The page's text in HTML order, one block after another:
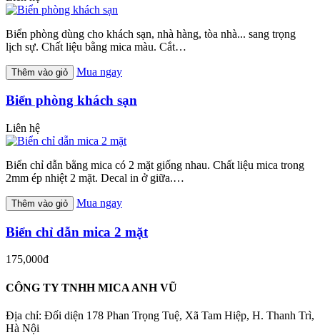
Biển phòng dùng cho khách sạn, nhà hàng, tòa nhà... sang trọng
lịch sự. Chất liệu bằng mica màu. Cắt…
Thêm vào giỏ Mua ngay
Biển phòng khách sạn
Liên hệ
Biển chỉ dẫn bằng mica có 2 mặt giống nhau. Chất liệu mica trong
2mm ép nhiệt 2 mặt. Decal in ở giữa.…
Thêm vào giỏ Mua ngay
Biển chỉ dẫn mica 2 mặt
175,000đ
CÔNG TY TNHH MICA ANH VŨ
Địa chỉ: Đối diện 178 Phan Trọng Tuệ, Xã Tam Hiệp, H. Thanh Trì,
Hà Nội